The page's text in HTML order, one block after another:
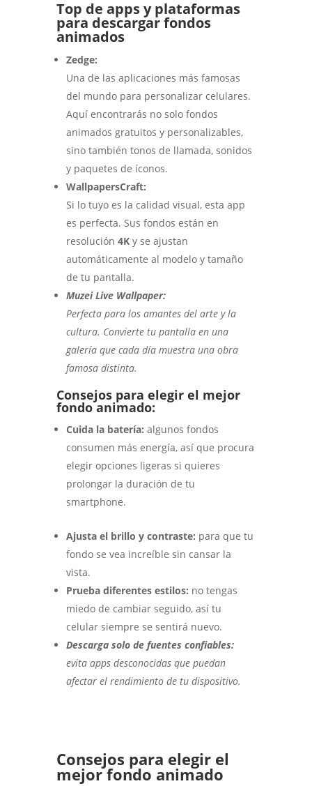
Top de apps y plataformas
para descargar fondos
animados
Zedge:
Una de las aplicaciones más famosas
del mundo para personalizar celulares.
Aquí encontrarás no solo fondos
animados gratuitos y personalizables,
sino también tonos de llamada, sonidos
y paquetes de íconos.
WallpapersCraft:
Si lo tuyo es la calidad visual, esta app
es perfecta. Sus fondos están en
resolución 4Ky se ajustan
automáticamente al modelo y tamaño
de tu pantalla.
Muzei Live Wallpaper:
Perfecta para los amantes del arte y la
cultura. Convierte tu pantalla en una
galería que cada día muestra una obra
famosa distinta.
Consejos para elegir el mejor
fondo animado:
Cuida la batería: algunos fondos
consumen más energía, así que procura
elegir opciones ligeras si quieres
prolongar la duración de tu
smartphone.
Ajusta el brillo y contraste: para que tu
fondo se vea increíble sin cansar la
vista.
Prueba diferentes estilos: no tengas
miedo de cambiar seguido, así tu
celular siempre se sentirá nuevo.
Descarga solo de fuentes confiables:
evita apps desconocidas que puedan
afectar el rendimiento de tu dispositivo.
Consejos para elegir el
mejor fondo animado